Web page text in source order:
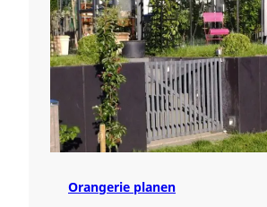
Orangerie planen